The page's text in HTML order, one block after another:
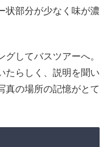
状部分が少なく味が濃
してバスツアーへ。
たらしく、説明を聞い
真の場所の記憶がとて